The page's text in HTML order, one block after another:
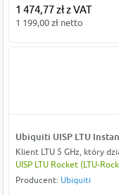
1 474,77 zł z VAT
1 199,00 zł netto
Ubiquiti UISP LTU
Klient LTU 5 GHz, który
UISP LTU Rocket (LTU-
Producent: Ubiquiti